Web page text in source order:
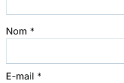
Nom *
E-mail *